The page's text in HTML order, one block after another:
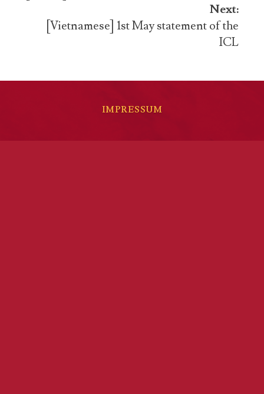
Next:
[Vietnamese] 1st May statement of the
ICL
IMPRESSUM